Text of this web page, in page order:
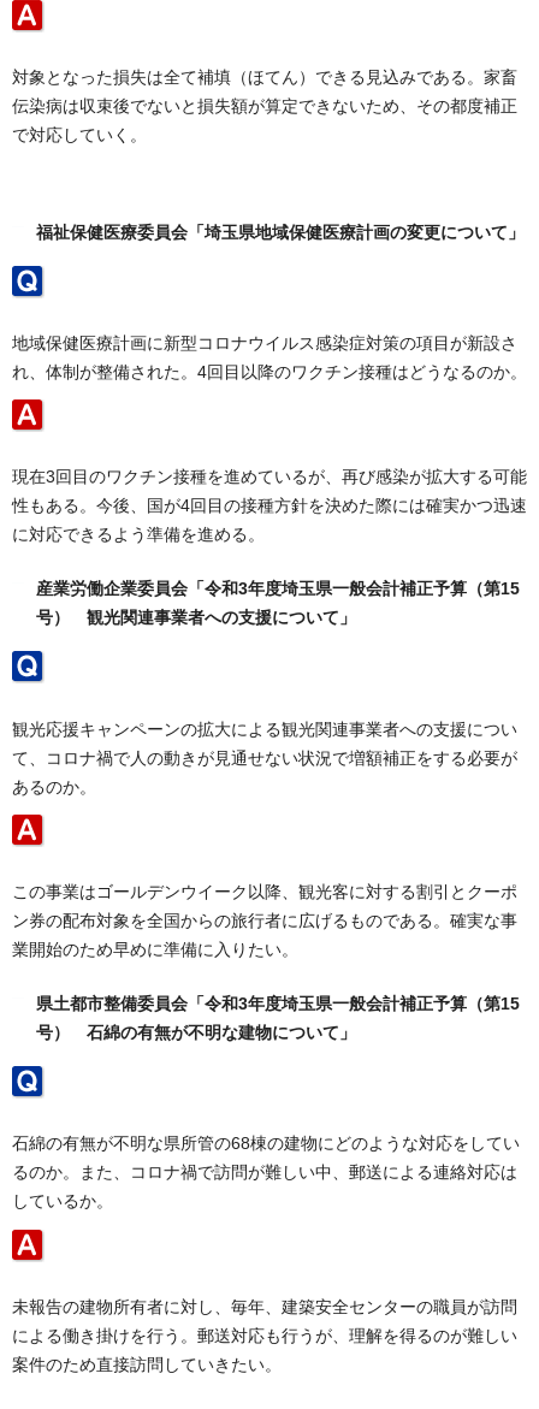
対象となった損失は全て補填（ほてん）できる見込みである。家畜
伝染病は収束後でないと損失額が算定できないため、その都度補正
で対応していく。
福祉保健医療委員会「埼玉県地域保健医療計画の変更について」
地域保健医療計画に新型コロナウイルス感染症対策の項目が新設さ
れ、体制が整備された。4回目以降のワクチン接種はどうなるのか。
現在3回目のワクチン接種を進めているが、再び感染が拡大する可能
性もある。今後、国が4回目の接種方針を決めた際には確実かつ迅速
に対応できるよう準備を進める。
産業労働企業委員会「令和3年度埼玉県一般会計補正予算（第15
号） 観光関連事業者への支援について」
観光応援キャンペーンの拡大による観光関連事業者への支援につい
て、コロナ禍で人の動きが見通せない状況で増額補正をする必要が
あるのか。
この事業はゴールデンウイーク以降、観光客に対する割引とクーポ
ン券の配布対象を全国からの旅行者に広げるものである。確実な事
業開始のため早めに準備に入りたい。
県土都市整備委員会「令和3年度埼玉県一般会計補正予算（第15
号） 石綿の有無が不明な建物について」
石綿の有無が不明な県所管の68棟の建物にどのような対応をしてい
るのか。また、コロナ禍で訪問が難しい中、郵送による連絡対応は
しているか。
未報告の建物所有者に対し、毎年、建築安全センターの職員が訪問
による働き掛けを行う。郵送対応も行うが、理解を得るのが難しい
案件のため直接訪問していきたい。